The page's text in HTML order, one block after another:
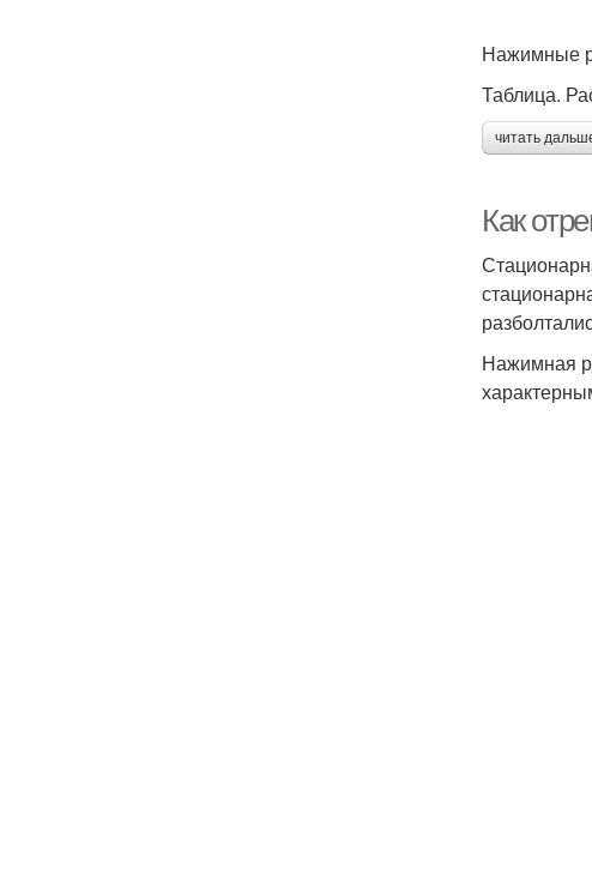
Ручки в
Нажимные
Таблица.
читать
Как
Нажимная